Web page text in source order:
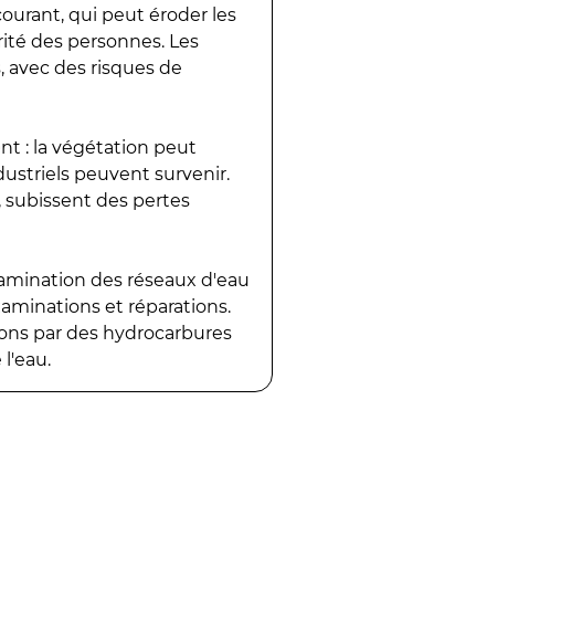
qui peut éroder les
des personnes. Les
des risques de
: la végétation peut
peuvent survenir.
des pertes
des réseaux d'eau
et réparations.
par des hydrocarbures